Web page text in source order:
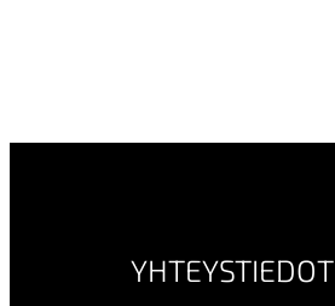
YHTEYSTIEDOT